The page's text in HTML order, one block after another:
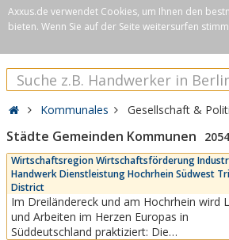
Axxus.de verwendet Cookies, um Ihnen den
bieten. Wenn Sie auf der Seite weitersurfen
Kommunales Gesellschaft &
Städte Gemeinden Kommunen 2054
Wirtschaftsregion Wirtschaftsförderung
Handwerk Dienstleistung Hochrhein Südwest
District
Im Dreiländereck und am Hochrhein wird
und Arbeiten im Herzen Europas in
Süddeutschland praktiziert: Die